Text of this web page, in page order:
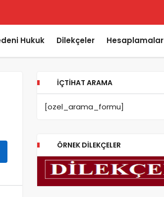
Hukuk Dilekçeler Hesaplamalar
İÇTIHAT ARAMA
[ozel_arama_formu]
ÖRNEK DILEKÇELER